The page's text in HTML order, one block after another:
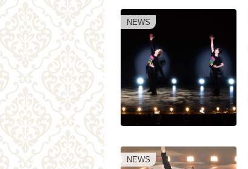
NEWS
NEWS